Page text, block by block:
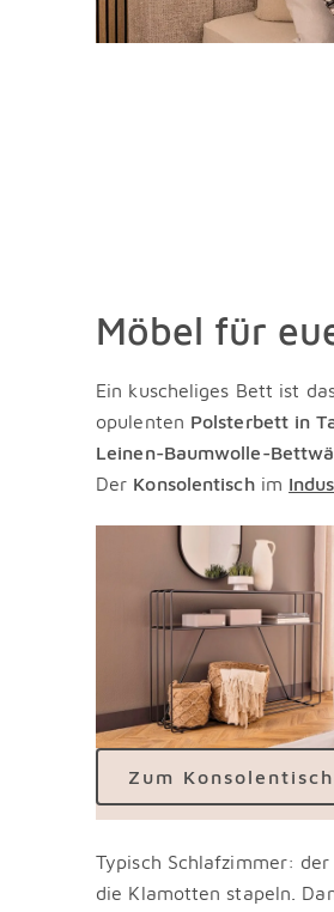
Möbel für
Ein kuscheliges Bett ist
opulenten Polsterbett in
Leinen-Baumwolle-
Der Konsolentisch im
Zum
Typisch Schlafzimmer:
die Klamotten stapeln.